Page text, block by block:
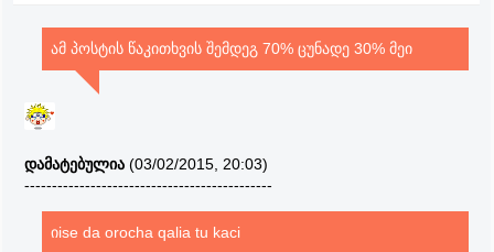
ამ პოსტის წაკითხვის შემდეგ 70% ცუნადე 30% მეი
დამატებულია (03/02/2015, 20:03)
---------------------------------------------
იise da orocha qalia tu kaci